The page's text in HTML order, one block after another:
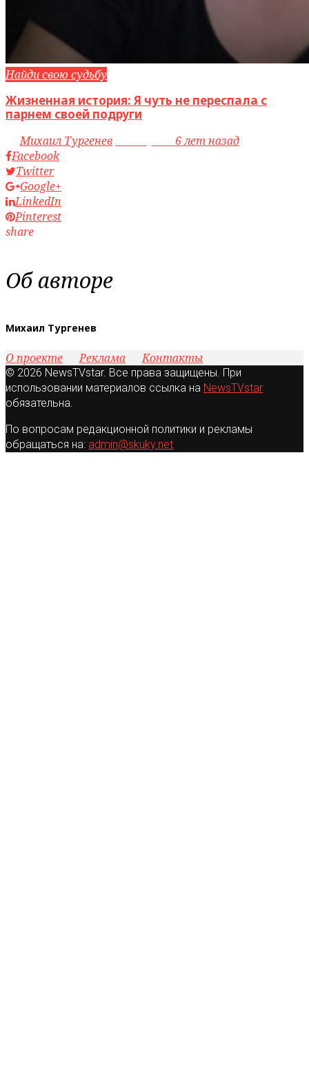
Найди свою судьбу
Жизненная история: Я чуть не переспала с
парнем своей подруги
byМихаил Тургенев
6 лет назад
Facebook
Twitter
Google+
LinkedIn
Pinterest
share
Об авторе
Михаил Тургенев
О проекте Реклама Контакты
© 2026 NewsTVstar. Все права защищены. При
использовании материалов ссылка на NewsTVstar
обязательна.
По вопросам редакционной политики и рекламы
обращаться на: admin@skuky.net